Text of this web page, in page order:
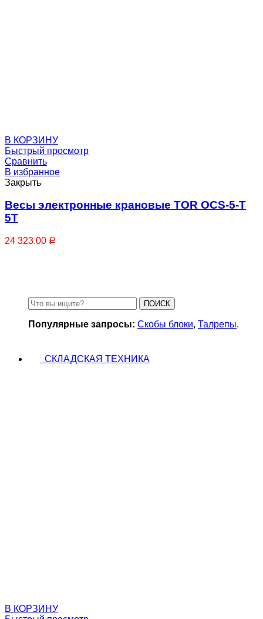
ПОИСК
Популярные запросы: Скобы блоки, Талрепы.
СКЛАДСКАЯ ТЕХНИКА
В КОРЗИНУ
Быстрый просмотр
Сравнить
В избранное
Закрыть
Весы электронные крановые TOR OCS-5-T
5T
24 323.00 Р
В КОРЗИНУ